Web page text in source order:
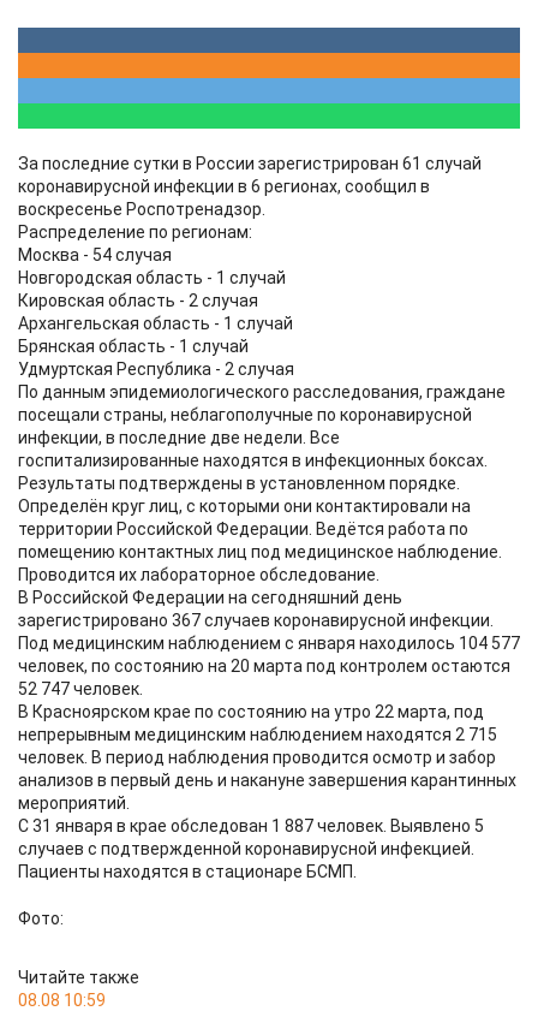
За последние сутки в России зарегистрирован 61 случай
коронавирусной инфекции в 6 регионах, сообщил в
воскресенье Роспотренадзор.
Распределение по регионам:
Москва - 54 случая
Новгородская область - 1 случай
Кировская область - 2 случая
Архангельская область - 1 случай
Брянская область - 1 случай
Удмуртская Республика - 2 случая
По данным эпидемиологического расследования, граждане
посещали страны, неблагополучные по коронавирусной
инфекции, в последние две недели. Все
госпитализированные находятся в инфекционных боксах.
Результаты подтверждены в установленном порядке.
Определён круг лиц, с которыми они контактировали на
территории Российской Федерации. Ведётся работа по
помещению контактных лиц под медицинское наблюдение.
Проводится их лабораторное обследование.
В Российской Федерации на сегодняшний день
зарегистрировано 367 случаев коронавирусной инфекции.
Под медицинским наблюдением с января находилось 104 577
человек, по состоянию на 20 марта под контролем остаются
52 747 человек.
В Красноярском крае по состоянию на утро 22 марта, под
непрерывным медицинским наблюдением находятся 2 715
человек. В период наблюдения проводится осмотр и забор
анализов в первый день и накануне завершения карантинных
мероприятий.
С 31 января в крае обследован 1 887 человек. Выявлено 5
случаев с подтвержденной коронавирусной инфекцией.
Пациенты находятся в стационаре БСМП.
Фото:
Читайте также
08.08 10:59